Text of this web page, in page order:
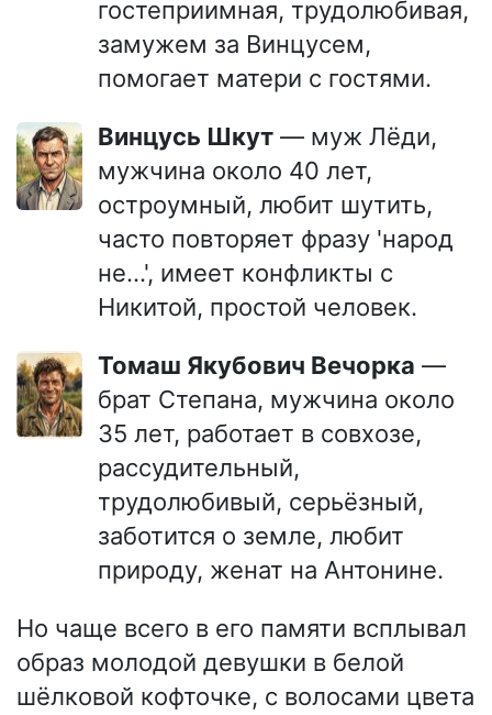
гостеприимная, трудолюбивая,
замужем за Винцусем,
помогает матери с гостями.
Винцусь Шкут — муж Лёди,
мужчина около 40 лет,
остроумный, любит шутить,
часто повторяет фразу 'народ
не...', имеет конфликты с
Никитой, простой человек.
Томаш Якубович Вечорка —
брат Степана, мужчина около
35 лет, работает в совхозе,
рассудительный,
трудолюбивый, серьёзный,
заботится о земле, любит
природу, женат на Антонине.
Но чаще всего в его памяти всплывал
образ молодой девушки в белой
шёлковой кофточке, с волосами цвета